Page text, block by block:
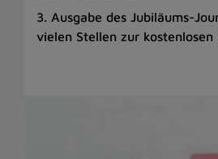
3. Ausgabe des Jubiläums-
vielen Stellen zur kostenlosen